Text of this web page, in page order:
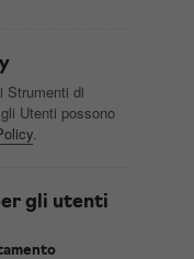
Strumenti di
Utenti possono
.
gli utenti